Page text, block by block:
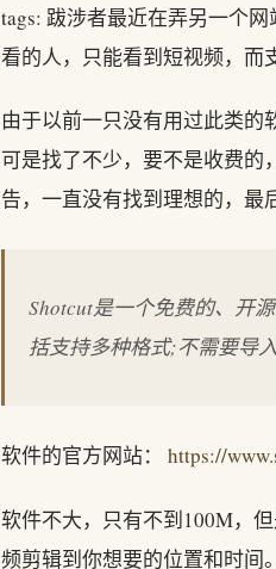
tags: 跋涉者最近在弄另一个
看的人，只能看到短视频，而
由于以前一只没有用过此类的
可是找了不少，要不是收费的
告，一直没有找到理想的，
Shotcut是一个免费的、开
括支持多种格式;不需要导
软件的官方网站： https://
软件不大，只有不到100M，
频剪辑到你想要的位置和时间